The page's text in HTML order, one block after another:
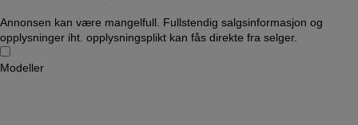
Annonsen kan være mangelfull. Fullstendig salgsinformasjon og
opplysninger iht. opplysningsplikt kan fås direkte fra selger.
Modeller